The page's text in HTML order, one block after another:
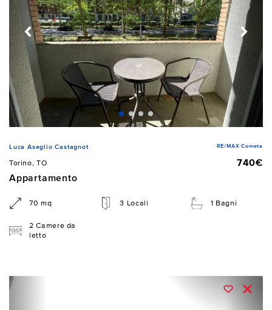
Luca Aseglio Castagnot RE/MAX Cometa
Torino, TO
740€
Appartamento
70 mq 3 Locali 1 Bagni
2 Camere da
letto